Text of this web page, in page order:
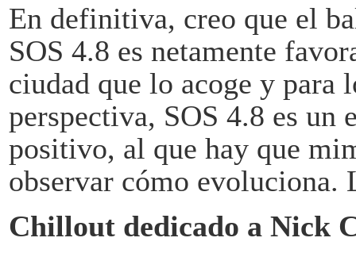
En definitiva, creo que el
SOS 4.8 es netamente
ciudad que lo acoge y para
perspectiva, SOS 4.8 es un
positivo, al que hay que
observar cómo evoluciona.
Chillout dedicado a Nick